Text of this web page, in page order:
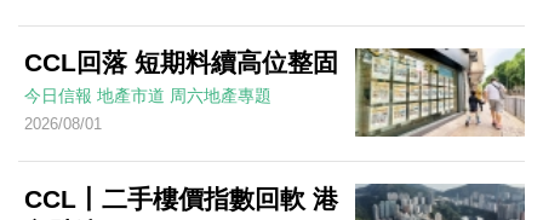
CCL回落 短期料續高位整固
今日信報 地產市道 周六地產專題
2026/08/01
CCL丨二手樓價指數回軟 港